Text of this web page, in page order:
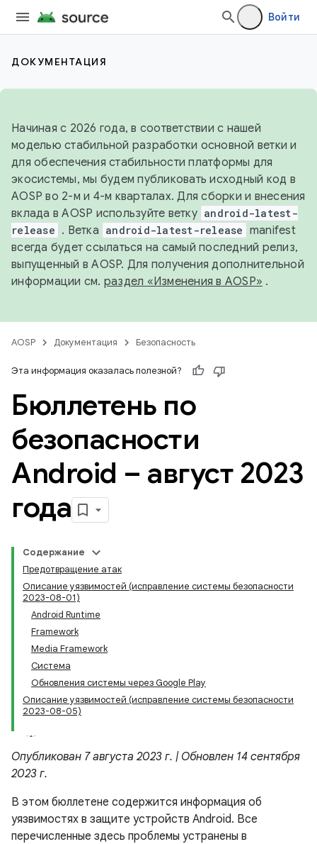
Войти
ДОКУМЕНТАЦИЯ
Начиная с 2026 года, в соответствии с нашей
моделью стабильной разработки основной ветки и
для обеспечения стабильности платформы для
экосистемы, мы будем публиковать исходный код в
AOSP во 2-м и 4-м кварталах. Для сборки и внесения
вклада в AOSP используйте ветку android-latest-
release . Ветка android-latest-release manifest
всегда будет ссылаться на самый последний релиз,
выпущенный в AOSP. Для получения дополнительной
информации см. раздел «Изменения в AOSP» .
AOSP Документация Безопасность
Эта информация оказалась полезной?
Бюллетень по
безопасности
Android – август 2023
года
Содержание
Предотвращение атак
Описание уязвимостей (исправление системы безопасности
2023-08-01)
Android Runtime
Framework
Media Framework
Система
Обновления системы через Google Play
Описание уязвимостей (исправление системы безопасности
2023-08-05)
Опубликован 7 августа 2023 г. | Обновлен 14 сентября
2023 г.
В этом бюллетене содержится информация об
уязвимостях в защите устройств Android. Все
перечисленные здесь проблемы устранены в